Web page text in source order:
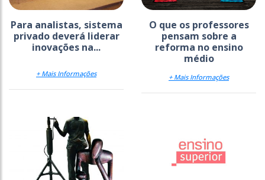
Para analistas, sistema
privado deverá liderar
inovações na...
+ Mais Informações
O que os professores
pensam sobre a
reforma no ensino
médio
+ Mais Informações